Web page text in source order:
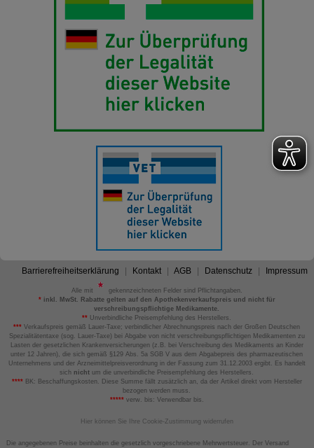
Barrierefreiheitserklärung Kontakt AGB Datenschutz Impressum
Alle mit
gekennzeichneten Felder sind Pflichtangaben.
*inkl. MwSt. Rabatte gelten auf den Apothekenverkaufspreis und nicht für
verschreibungspflichtige Medikamente.
** Unverbindliche Preisempfehlung des Herstellers.
*** Verkaufspreis gemäß Lauer-Taxe; verbindlicher Abrechnungspreis nach der Großen Deutschen
Spezialitätentaxe (sog. Lauer-Taxe) bei Abgabe von nicht verschreibungspflichtigen Medikamenten zu
Lasten der gesetzlichen Krankenversicherungen (z.B. bei Verschreibung des Medikaments an Kinder
unter 12 Jahren), die sich gemäß §129 Abs. 5a SGB V aus dem Abgabepreis des pharmazeutischen
Unternehmens und der Arzneimittelpreisverordnung in der Fassung zum 31.12.2003 ergibt. Es handelt
sich nicht um die unverbindliche Preisempfehlung des Herstellers.
****BK: Beschaffungskosten. Diese Summe fällt zusätzlich an, da der Artikel direkt vom Hersteller
bezogen werden muss.
*****verw. bis: Verwendbar bis.
Hier können Sie Ihre Cookie-Zustimmung widerrufen
Die angegebenen Preise beinhalten die gesetzlich vorgeschriebene Mehrwertsteuer. Der Versand